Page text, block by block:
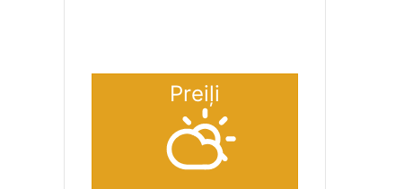
Preiļi